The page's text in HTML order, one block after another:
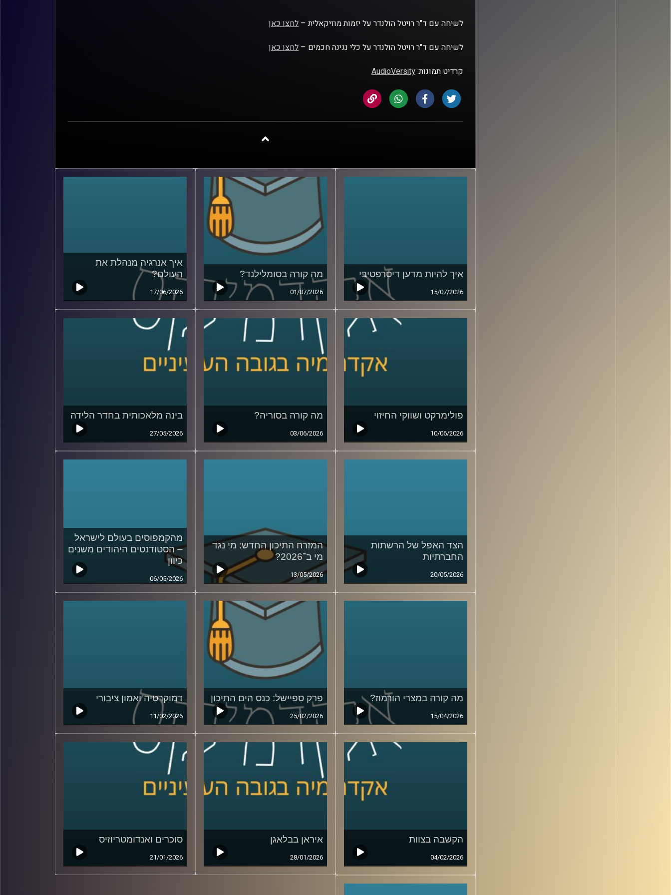
לשיחה עם ד"ר רויטל הולנדר על יזמות מוזיקאלית – לחצו כאן
לשיחה עם ד"ר רויטל הולנדר על כלי נגינה חכמים – לחצו כאן
קרדיט תמונות:AudioVersity
איך להיות מדען דיסרפטיבי
15/07/2026
מה קורה בסומלילנד?
01/07/2026
איך אנרגיה מנהלת את
העולם?
17/06/2026
פולימרקט ושווקי החיזוי
10/06/2026
מה קורה בסוריה?
03/06/2026
בינה מלאכותית בחדר הלידה
27/05/2026
הצד האפל של הרשתות
החברתיות
20/05/2026
המזרח התיכון החדש: מי נגד
מי ב־2026?
13/05/2026
מהקמפוסים בעולם לישראל
– הסטודנטים היהודים משנים
כיוון
06/05/2026
מה קורה במצרי הורמוז?
15/04/2026
פרק ספיישל: כנס הים התיכון
25/02/2026
דמוקרטיה ואמון ציבורי
11/02/2026
הקשבה בצוות
04/02/2026
איראן בבלאגן
28/01/2026
סוכרים ואנדומטריוזיס
21/01/2026